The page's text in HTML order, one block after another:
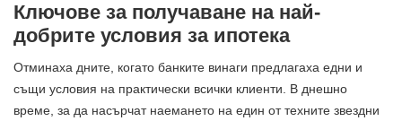
Ключове за получаване на най-
добрите условия за ипотека
Отминаха дните, когато банките винаги предлагаха едни и
същи условия на практически всички клиенти. В днешно
време, за да насърчат наемането на един от техните звездни